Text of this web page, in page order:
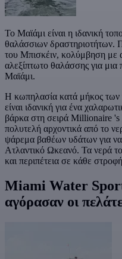
Το Μαϊάμι είναι η ιδανική
θαλάσσιων δραστηριοτήτων.
του Μπισκέιν, κολύμβηση με
αλεξίπτωτο θαλάσσης για μια
Μαϊάμι.
Η κωπηλασία κατά μήκος
είναι ιδανική για ένα
βάρκα στη σειρά Millionaire 's
πολυτελή αρχοντικά από το
ψάρεμα βαθέων υδάτων για
Ατλαντικό Ωκεανό. Τα νερά
και περιπέτεια σε κάθε
Miami Water
αγόρασαν οι